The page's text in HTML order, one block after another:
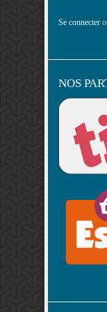
Se connecter
NOS